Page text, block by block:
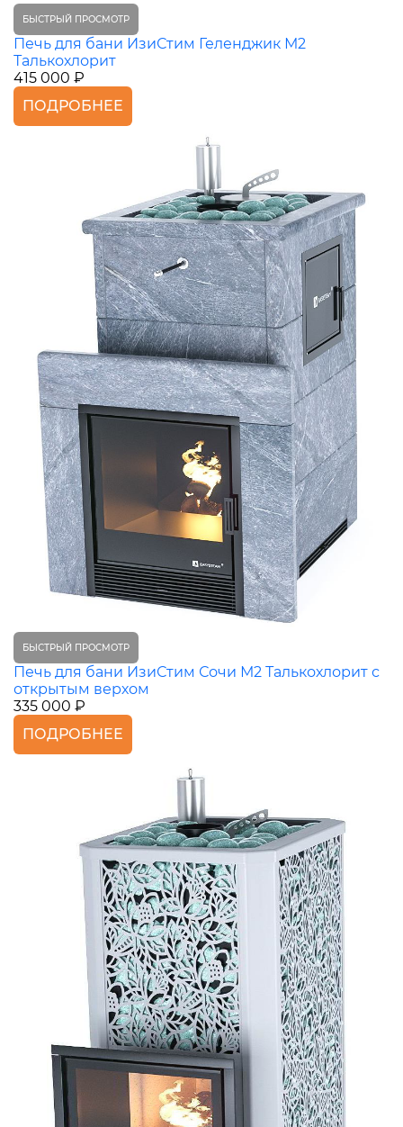
БЫСТРЫЙ ПРОСМОТР
Печь для бани ИзиСтим Геленджик М2
Талькохлорит
415 000 ₽
ПОДРОБНЕЕ
БЫСТРЫЙ ПРОСМОТР
Печь для бани ИзиСтим Сочи М2 Талькохлорит с
открытым верхом
335 000 ₽
ПОДРОБНЕЕ